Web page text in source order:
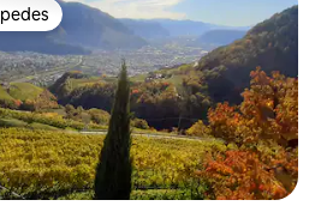
entre huéspedes